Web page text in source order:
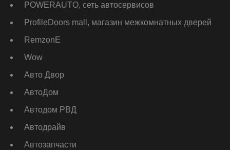
POWERAUTO, сеть автосервисов
ProfileDoors mall, магазин межкомнатных дверей
RemzonE
Wow
Авто Двор
АвтоДом
Автодом РВД
Автодрайв
Автозапчасти